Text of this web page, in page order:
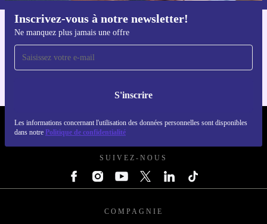
Inscrivez-vous à notre newsletter!
Ne manquez plus jamais une offre
S'inscrire
Les informations concernant l'utilisation des données personnelles sont disponibles
dans notre Politique de confidentialité
Téléchargez l'application refurbed
Pour iOS et Android
REFURBED FRANCE - RETHINK NEW.
SUIVEZ-NOUS
COMPAGNIE